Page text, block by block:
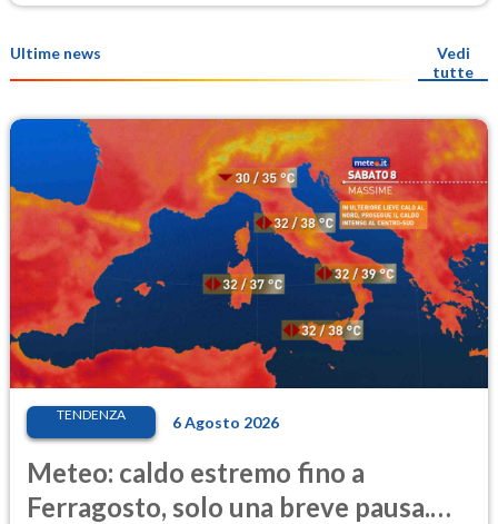
Ultime news
Vedi
tutte
TENDENZA 6 Agosto 2026
Meteo: caldo estremo fino a
Ferragosto, solo una breve pausa.